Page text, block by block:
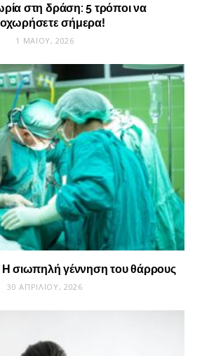
στη δράση: 5 τρόποι να
σήμερα!
1 ΜΑΪ́ΟΥ, 2026
Η σιωπηλή γέννηση του θάρρους
30 ΑΠΡΙΛΊΟΥ, 2026